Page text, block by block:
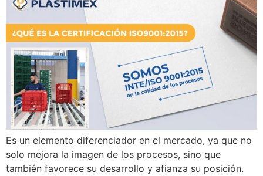
Es un elemento diferenciador en el mercado, ya que no
solo mejora la imagen de los procesos, sino que
también favorece su desarrollo y afianza su posición.